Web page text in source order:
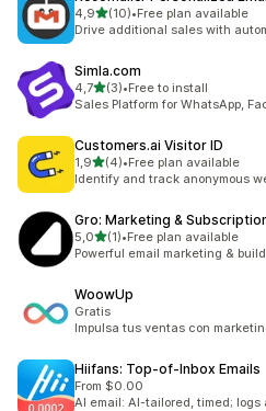
4,9de 5 estrelas
(10)
10 total de avaliações
•Free plan available
Drive additional sales with
Simla.com
4,7de 5 estrelas
(3)
3 total de avaliações
•Free to install
Sales Platform for WhatsApp,
Customers.ai Visitor ID
1,9de 5 estrelas
(4)
4 total de avaliações
•Free plan available
Identify and track anonymous
Gro: Marketing &
5,0de 5 estrelas
(1)
1 total de avaliações
•Free plan available
Powerful email marketing &
WoowUp
Gratis
Impulsa tus ventas con
Hiifans: Top‑of‑Inbox Emails
From $0.00
AI email: AI-tailored, timed; logs